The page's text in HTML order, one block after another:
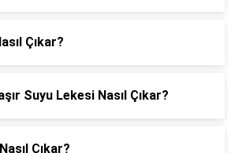
Çıkar?
Suyu Lekesi Nasıl Çıkar?
Çıkar?